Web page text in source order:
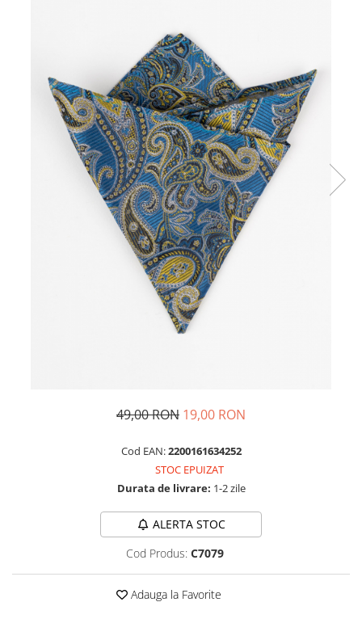
49,00 RON 19,00 RON
Cod EAN:2200161634252
STOC EPUIZAT
Durata de livrare: 1-2 zile
ALERTA STOC
Cod Produs: C7079
Adauga la Favorite